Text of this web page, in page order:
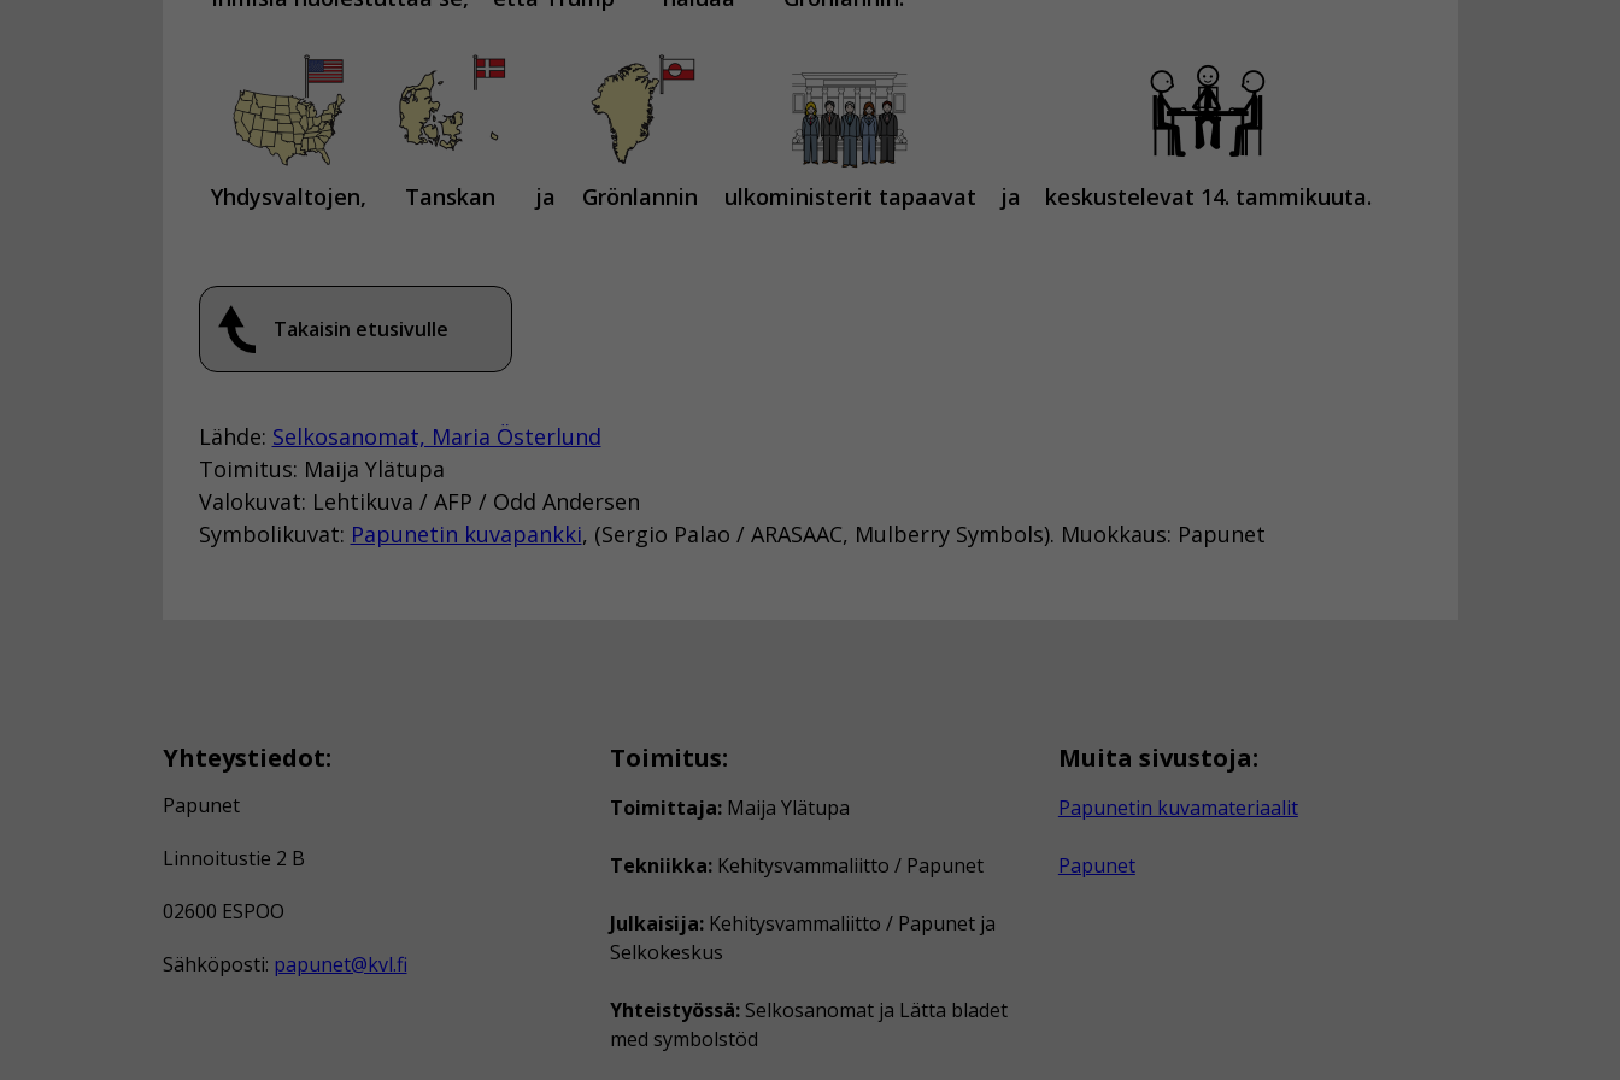
Yhdysvaltojen, Tanskan ja Grönlannin ulkoministerit tapaavat ja keskustelevat 14. tammikuuta.
Takaisin etusivulle
Lähde: Selkosanomat, Maria Österlund
Toimitus: Maija Ylätupa
Valokuvat: Lehtikuva / AFP / Odd Andersen
Symbolikuvat: Papunetin kuvapankki, (Sergio Palao / ARASAAC, Mulberry Symbols). Muokkaus: Papunet
Yhteystiedot:
Papunet
Linnoitustie 2 B
02600 ESPOO
Sähköposti: papunet@kvl.fi
Toimitus:
Toimittaja: Maija Ylätupa
Tekniikka: Kehitysvammaliitto / Papunet
Julkaisija: Kehitysvammaliitto / Papunet ja
Selkokeskus
Yhteistyössä: Selkosanomat ja Lätta bladet
med symbolstöd
Muita sivustoja:
Papunetin kuvamateriaalit
Papunet